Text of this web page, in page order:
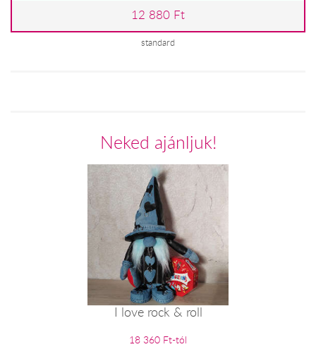
12 880 Ft
standard
Neked ajánljuk!
I love rock & roll
18 360 Ft-tól